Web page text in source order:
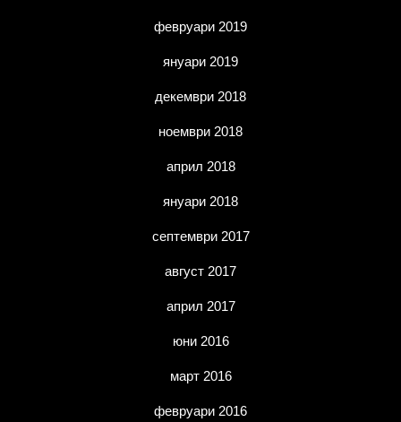
февруари 2019
януари 2019
декември 2018
ноември 2018
април 2018
януари 2018
септември 2017
август 2017
април 2017
юни 2016
март 2016
февруари 2016